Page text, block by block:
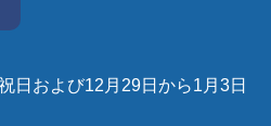
日および12月29日から1月3日